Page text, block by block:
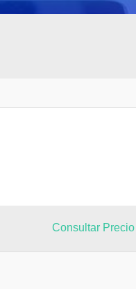
Consultar Precio